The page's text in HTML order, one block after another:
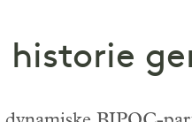
historie